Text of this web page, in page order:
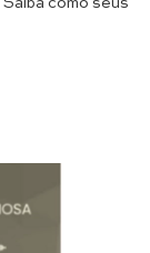
Saiba como seus